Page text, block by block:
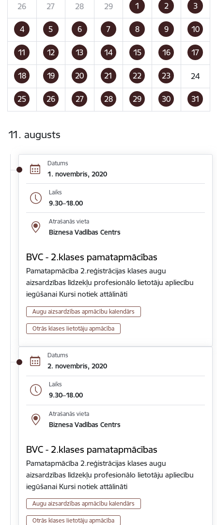
26
27 28 29 1 2 3
4 5 6 7 8 9 10
11 12 13 14 15 16 17
18 19 20 21 22 23 24
25 26 27 28 29 30 31
11. augusts
Datums
1. novembris, 2020
Laiks
9.30–18.00
Atrašanās vieta
Biznesa Vadības Centrs
BVC - 2.klases pamatapmācības
Pamatapmācība 2.reģistrācijas klases augu
aizsardzības līdzekļu profesionālo lietotāju apliecību
iegūšanai Kursi notiek attālināti
Augu aizsardzības apmācību kalendārs
Otrās klases lietotāju apmācība
Datums
2. novembris, 2020
Laiks
9.30–18.00
Atrašanās vieta
Biznesa Vadības Centrs
BVC - 2.klases pamatapmācības
Pamatapmācība 2.reģistrācijas klases augu
aizsardzības līdzekļu profesionālo lietotāju apliecību
iegūšanai Kursi notiek attālināti
Augu aizsardzības apmācību kalendārs
Otrās klases lietotāju apmācība